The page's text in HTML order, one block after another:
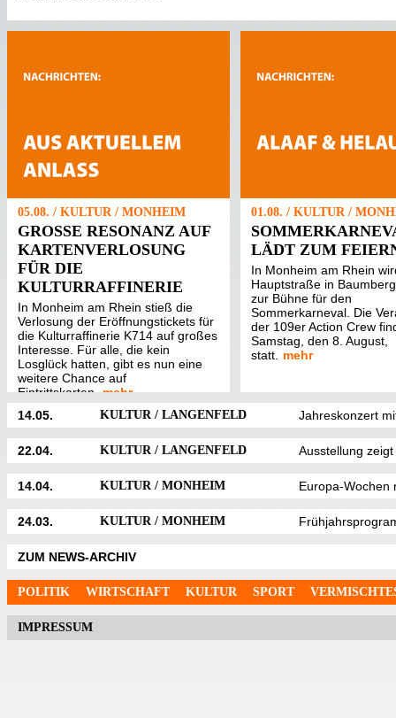
05.08. / KULTUR / MONHEIM
GROSSE RESONANZ AUF K
ARTENVERLOSUNG F
ÜR DIE K
ULTURRAFFINERIE
In Monheim am Rhein stieß die
Verlosung der Eröffnungstickets für
die Kulturraffinerie K714 auf großes
Interesse. Für alle, die kein
Losglück hatten, gibt es nun eine
weitere Chance auf
Eintrittskarten. mehr
01.08. / KULTUR /
LÄDT ZUM
In Monheim am Rhein
Hauptstraße in
zur Bühne für den
Sommerkarneval. Die
der 109er Action Crew
Samstag, den 8. August,
statt.
mehr
14.05. KULTUR / LANGENFELD Jahreskonzert
22.04. KULTUR / LANGENFELD Ausstellung
14.04. KULTUR / MONHEIM Europa-Wochen
24.03. KULTUR / MONHEIM
ZUM NEWS-ARCHIV
POLITIK WIRTSCHAFT KULTUR SPORT
IMPRESSUM